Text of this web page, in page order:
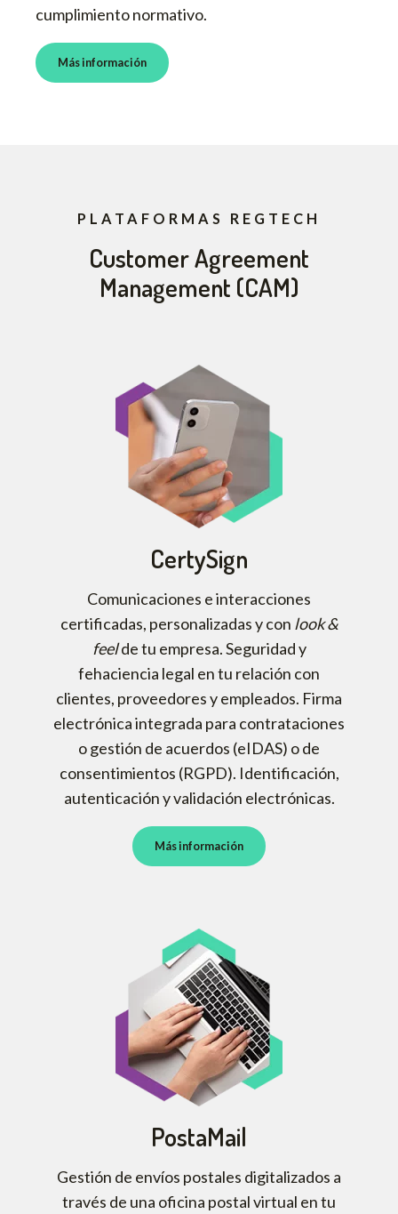
cumplimiento normativo.
Más información
PLATAFORMAS REGTECH
Customer Agreement
Management (CAM)
CertySign
Comunicaciones e interacciones
certificadas, personalizadas y con look &
feelde tu empresa. Seguridad y
fehaciencia legal en tu relación con
clientes, proveedores y empleados. Firma
electrónica integrada para contrataciones
o gestión de acuerdos (eIDAS) o de
consentimientos (RGPD). Identificación,
autenticación y validación electrónicas.
Más información
PostaMail
Gestión de envíos postales digitalizados a
través de una oficina postal virtual en tu